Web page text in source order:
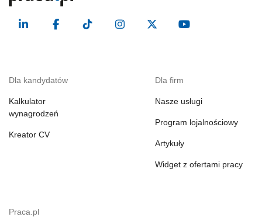
Dla kandydatów
Kalkulator
wynagrodzeń
Kreator CV
Dla firm
Nasze usługi
Program lojalnościowy
Artykuły
Widget z ofertami pracy
Praca.pl